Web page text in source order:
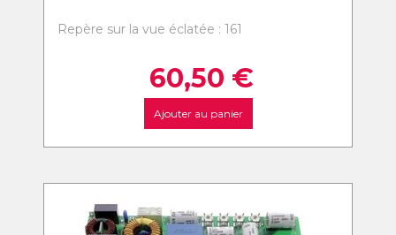
Repère sur la vue éclatée : 161
60,50 €
Ajouter au panier